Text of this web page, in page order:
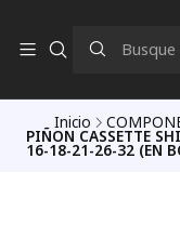
Inicio
PIÑON CASSETTE
16-18-21-26-32 (EN